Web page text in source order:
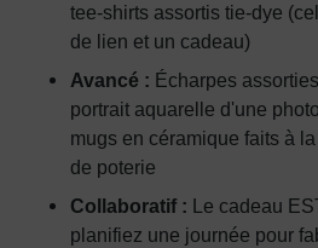
tee-shirts assortis tie-dye
de lien et un cadeau)
Avancé : Écharpes
portrait aquarelle d'une
mugs en céramique faits à
de poterie
Collaboratif : Le cadeau
planifiez une journée pour